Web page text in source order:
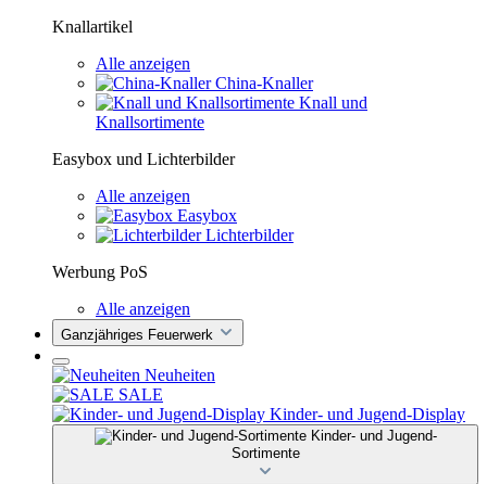
Knallartikel
Alle anzeigen
China-Knaller
Knall und
Knallsortimente
Easybox und Lichterbilder
Alle anzeigen
Easybox
Lichterbilder
Werbung PoS
Alle anzeigen
Ganzjähriges Feuerwerk
Neuheiten
SALE
Kinder- und Jugend-Display
Kinder- und Jugend-
Sortimente